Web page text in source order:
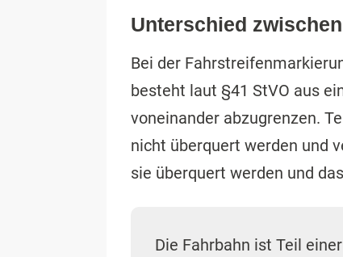
Unterschied
Bei der
besteht laut §41 StVO aus
voneinander abzugrenzen.
nicht überquert werden und
sie überquert werden und
Die Fahrbahn ist Teil